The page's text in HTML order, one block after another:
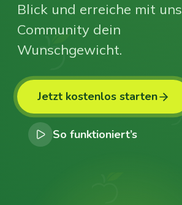
Blick und erreiche mit
Community dein
Wunschgewicht.
Jetzt kostenlos starten
So funktioniert’s